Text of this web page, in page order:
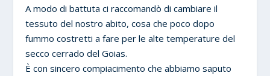
A modo di battuta ci raccomandò di cambiare il
tessuto del nostro abito, cosa che poco dopo
fummo costretti a fare per le alte temperature del
secco cerrado del Goias.
È con sincero compiacimento che abbiamo saputo